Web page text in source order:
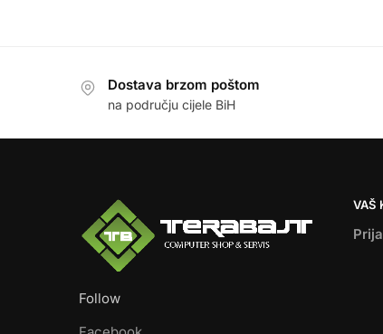
Dostava brzom poštom
na području cijele BiH
Follow
VAŠ